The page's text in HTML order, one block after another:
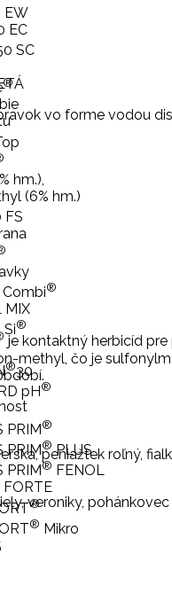
EW
EC
SC
®
FS
Combi®
MIX
®
®30
pH®
PRIM®
PRIM®PLUS
PRIM® FENOL
®
® Mikro
vo forme vodou
hm.),
(6% hm.)
je kontaktný herbicíd
methyl, čo je
peniažtek roľný,
veroniky, pohánkovec